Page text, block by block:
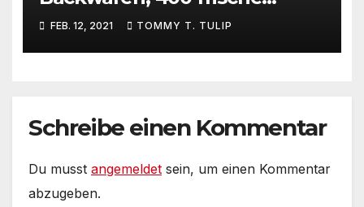
Brötchen jeden Tag und was
von Osho übrig blieb – Die
Deutschen und ihr Guru
FEB. 12, 2021 TOMMY T. TULIP
Schreibe einen Kommentar
Du musst angemeldet sein, um einen Kommentar
abzugeben.